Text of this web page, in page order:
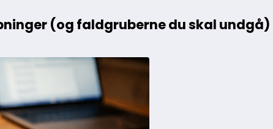
(og faldgruberne du skal undgå)